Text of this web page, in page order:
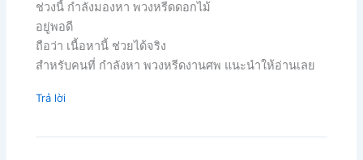
ช่วงนี้ กำลังมองหา พวงหรีดดอกไม้
อยู่พอดี
ถือว่า เนื้อหานี้ ช่วยได้จริง
สำหรับคนที่ กำลังหา พวงหรีดงานศพ แนะนำให้อ่านเลย
Trả lời